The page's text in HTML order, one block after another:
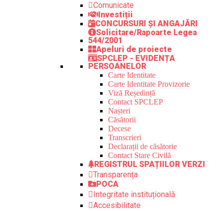
Comunicate
Investiții
CONCURSURI ȘI ANGAJĂRI
Solicitare/Rapoarte Legea
544/2001
Apeluri de proiecte
SPCLEP - EVIDENȚA
PERSOANELOR
Carte Identitate
Carte Identitate Provizorie
Viză Reședință
Contact SPCLEP
Nașteri
Căsătorii
Decese
Transcrieri
Declarații de căsătorie
Contact Stare Civilă
REGISTRUL SPAȚIILOR VERZI
Transparența
POCA
Integritate instituțională
Accesibilitate